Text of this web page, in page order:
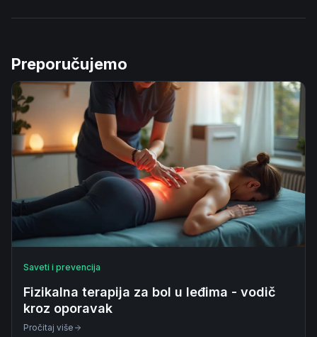
Preporučujemo
Saveti i prevencija
Fizikalna terapija za bol u leđima - vodič
kroz oporavak
Pročitaj više